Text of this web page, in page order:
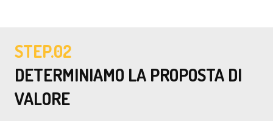
STEP.02
DETERMINIAMO LA PROPOSTA DI
VALORE